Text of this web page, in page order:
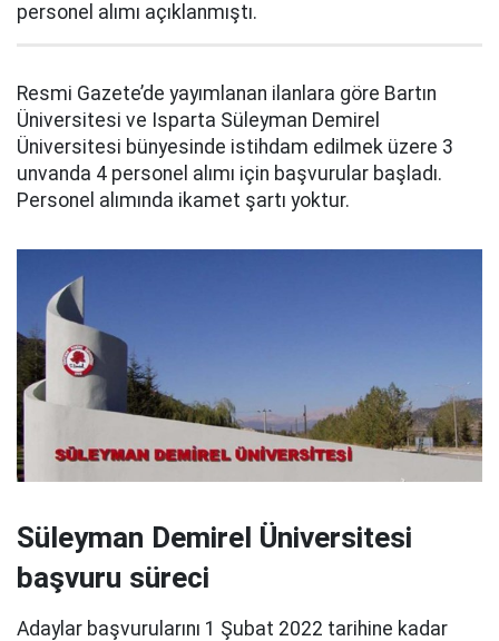
personel alımı açıklanmıştı.
Resmi Gazete’de yayımlanan ilanlara göre Bartın
Üniversitesi ve Isparta Süleyman Demirel
Üniversitesi bünyesinde istihdam edilmek üzere 3
unvanda 4 personel alımı için başvurular başladı.
Personel alımında ikamet şartı yoktur.
Süleyman Demirel Üniversitesi
başvuru süreci
Adaylar başvurularını 1 Şubat 2022 tarihine kadar